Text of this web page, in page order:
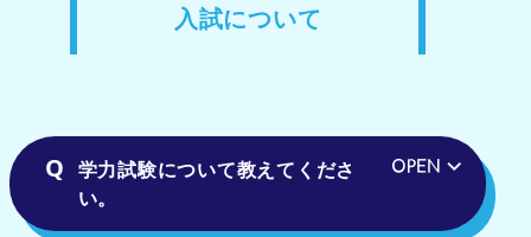
入試について
学力試験について教えてくださ
い。